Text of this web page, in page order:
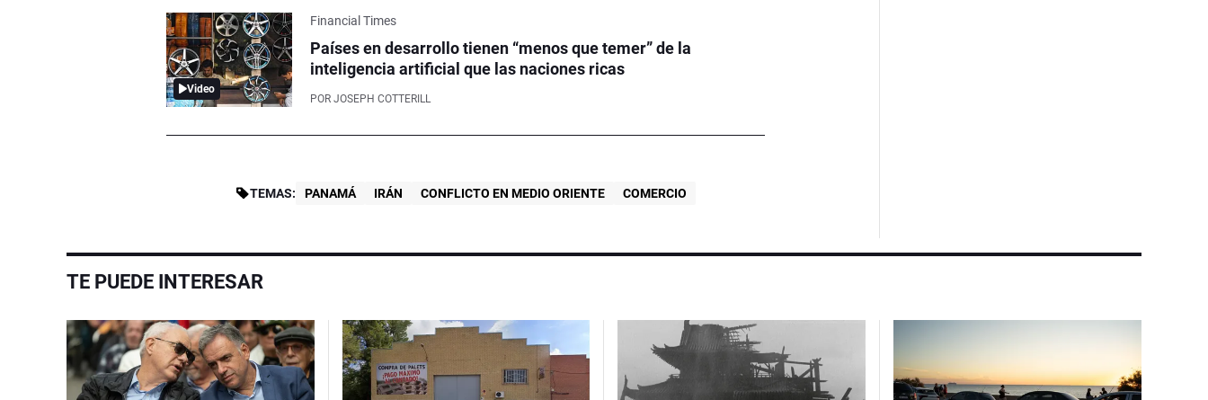
Video
Financial Times
Países en desarrollo tienen “menos que temer” de la
inteligencia artificial que las naciones ricas
POR JOSEPH COTTERILL
TEMAS: PANAMÁ IRÁN CONFLICTO EN MEDIO ORIENTE COMERCIO
TE PUEDE INTERESAR